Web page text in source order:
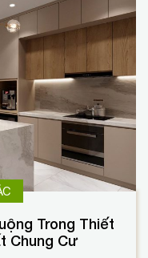
Trong Thiết
Chung Cư